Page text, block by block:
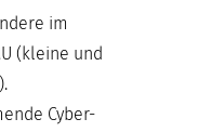
im
(kleine und
Cyber-